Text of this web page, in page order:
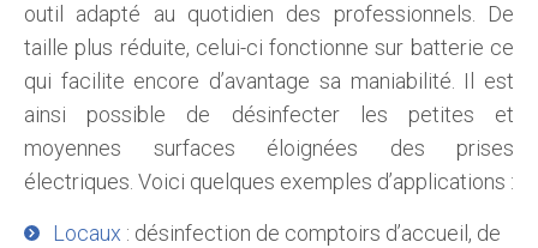
outil adapté au quotidien des professionnels. De
taille plus réduite, celui-ci fonctionne sur batterie ce
qui facilite encore d’avantage sa maniabilité. Il est
ainsi possible de désinfecter les petites et
moyennes surfaces éloignées des prises
électriques. Voici quelques exemples d’applications :
Locaux : désinfection de comptoirs d’accueil, de